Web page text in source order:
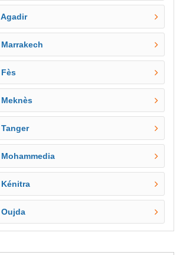
Kénitra
Oujda